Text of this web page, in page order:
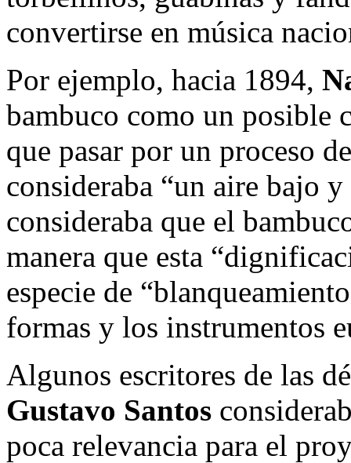
convertirse en música
Por ejemplo, hacia 1894,
bambuco como un posible
que pasar por un proceso
consideraba “un aire bajo
consideraba que el
manera que esta
especie de
formas y los instrumentos
Algunos escritores de las
Gustavo Santos
poca relevancia para el